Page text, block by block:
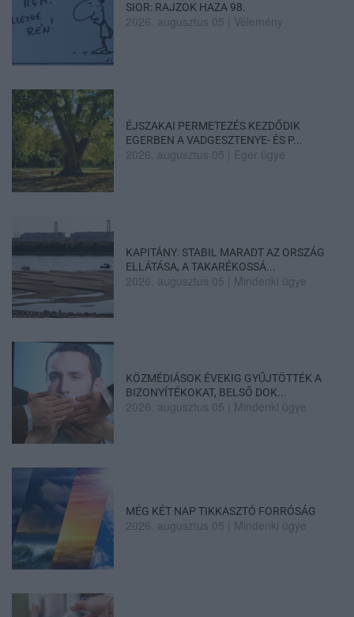
SIOR: RAJZOK HAZA 98.
2026. augusztus 05 Vélemény
ÉJSZAKAI PERMETEZÉS KEZDŐDIK
EGERBEN A VADGESZTENYE- ÉS P...
2026. augusztus 05 Eger ügye
KAPITÁNY: STABIL MARADT AZ ORSZÁG
ELLÁTÁSA, A TAKARÉKOSSÁ...
2026. augusztus 05 Mindenki ügye
KÖZMÉDIÁSOK ÉVEKIG GYŰJTÖTTÉK A
BIZONYÍTÉKOKAT, BELSŐ DOK...
2026. augusztus 05 Mindenki ügye
MÉG KÉT NAP TIKKASZTÓ FORRÓSÁG
2026. augusztus 05 Mindenki ügye